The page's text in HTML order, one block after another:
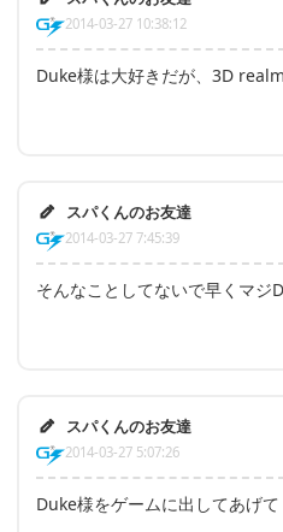
2014-03-27 10:38:12
Duke様は大好きだが、3D
スパくんのお友達
2014-03-27 7:45:39
そんなことしてないで早くマジ
スパくんのお友達
2014-03-27 5:07:26
Duke様をゲームに出してあげて